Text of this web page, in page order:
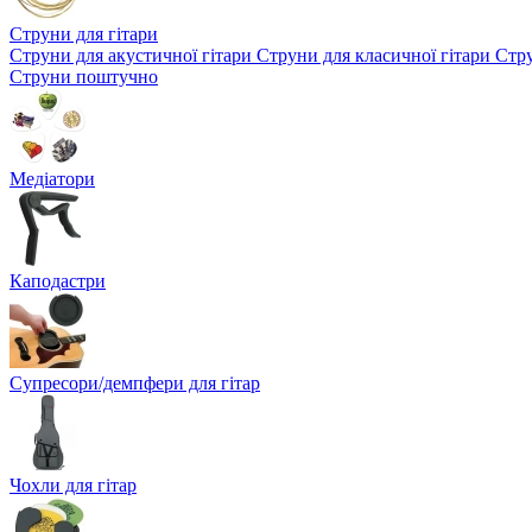
Струни для гітари
Струни для акустичної гітари Струни для класичної гітари
Струни поштучно
Медіатори
Каподастри
Супресори/демпфери для гітар
Чохли для гітар